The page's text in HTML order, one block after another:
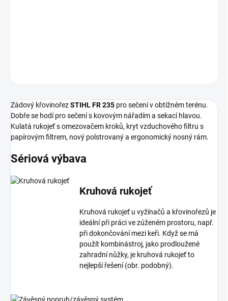
Zádový křovinořezSTIHL FR 235 pro sečení v obtížném terénu.
Dobře se hodí pro sečení s kovovým nářadím a sekací hlavou.
Kulatá rukojeť s omezovačem kroků, kryt vzduchového filtru s
papírovým filtrem, nový polstrovaný a ergonomický nosný rám.
Sériová výbava
Kruhová rukojeť
Kruhová rukojeť u vyžínačů a křovinořezů je
ideální při práci ve zúženém prostoru, např.
při dokončování mezi keři. Když se má
použít kombinástroj, jako prodloužené
zahradní nůžky, je kruhová rukojeť to
nejlepší řešení (obr. podobný).